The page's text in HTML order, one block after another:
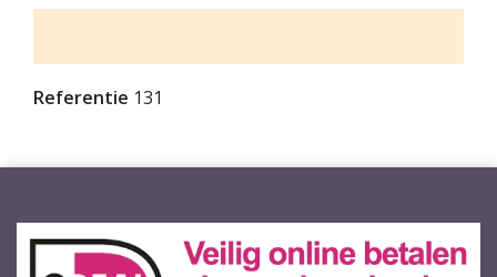
Referentie 131